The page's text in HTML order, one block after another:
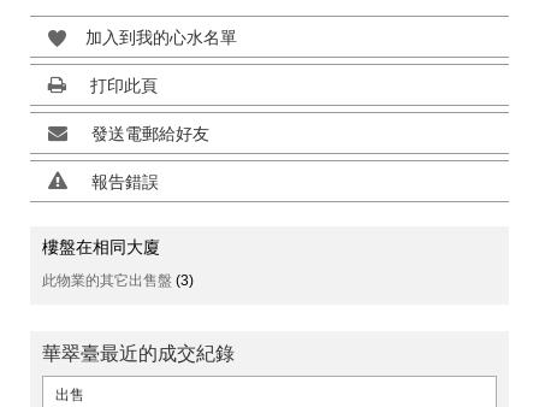
加入到我的心水名單
打印此頁
發送電郵給好友
報告錯誤
樓盤在相同大廈
此物業的其它出售盤 (3)
華翠臺最近的成交紀錄
出售